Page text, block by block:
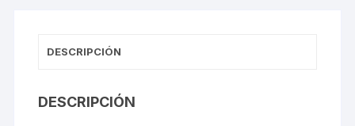
DESCRIPCIÓN
DESCRIPCIÓN